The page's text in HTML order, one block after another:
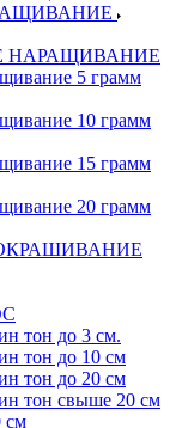
НАРАЩИВАНИЕ
5 грамм
10 грамм
15 грамм
20 грамм
тон до 3 см.
тон до 10 см
тон до 20 см
тон свыше 20 см
см